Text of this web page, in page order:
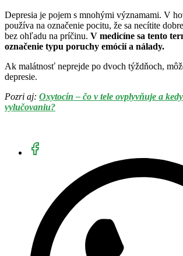
Depresia je pojem s mnohými významami. V
používa na označenie pocitu, že sa necítite
bez ohľadu na príčinu. V medicíne sa tento
označenie typu poruchy emócií a nálady.
Ak malátnosť neprejde po dvoch týždňoch,
depresie.
Pozri aj: Oxytocín – čo v tele ovplyvňuje a
vylučovaniu?